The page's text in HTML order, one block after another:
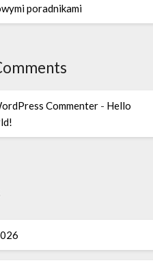
poradnikami
Commenter- Hello